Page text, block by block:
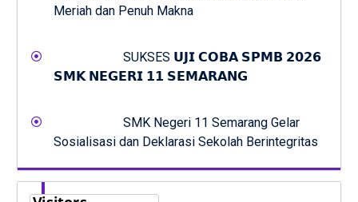
Meriah dan Penuh Makna
SUKSES 𝗨𝗝𝗜 𝗖𝗢𝗕𝗔 𝗦𝗣𝗠𝗕 𝟮𝟬𝟮𝟲
𝗦𝗠𝗞 𝗡𝗘𝗚𝗘𝗥𝗜 𝟭𝟭 𝗦𝗘𝗠𝗔𝗥𝗔𝗡𝗚
SMK Negeri 11 Semarang Gelar
Sosialisasi dan Deklarasi Sekolah Berintegritas